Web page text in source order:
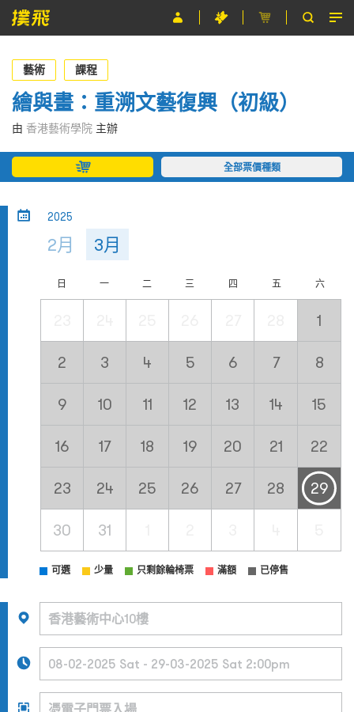
節目
主辦單位
關於撲飛
條款及細則
藝術 課程
繪與畫：重溯文藝復興（初級）
由 香港藝術學院 主辦
全部票價種類
2025
2月 3月
日 一 二 三 四 五 六
1
2 3 4 5 6 7 8
9 10 11 12 13 14 15
16 17 18 19 20 21 22
23 24 25 26 27 28 29
30 31
可選 少量 只剩餘輪椅票 滿額 已停售